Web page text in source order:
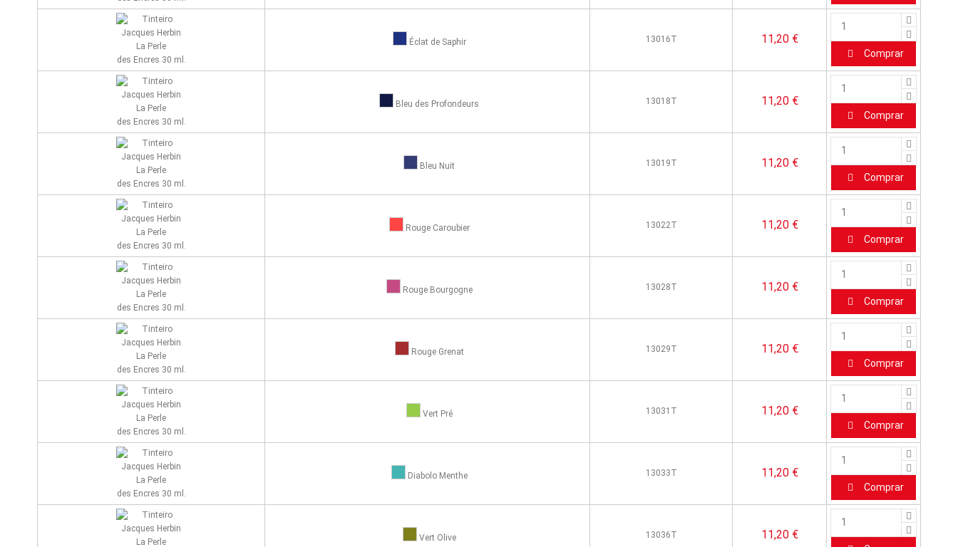
Éclat de Saphir 13016T 11,20 €
Comprar
Bleu des Profondeurs 13018T 11,20 €
Comprar
Bleu Nuit 13019T 11,20 €
Comprar
Rouge Caroubier 13022T 11,20 €
Comprar
Rouge Bourgogne 13028T 11,20 €
Comprar
Rouge Grenat 13029T 11,20 €
Comprar
Vert Pré 13031T 11,20 €
Comprar
Diabolo Menthe 13033T 11,20 €
Comprar
Vert Olive 13036T 11,20 €